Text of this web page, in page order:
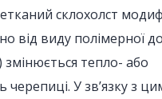
склохолст
від виду полімерної
тепло- або
черепиці. У зв’язку з